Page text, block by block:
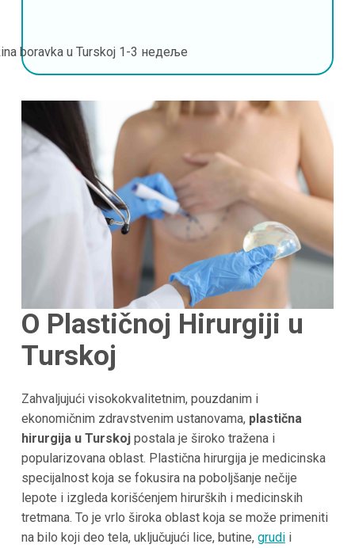
boravka u Turskoj 1-3 недеље
O Plastičnoj Hirurgiji u
Turskoj
Zahvaljujući visokokvalitetnim, pouzdanim i
ekonomičnim zdravstvenim ustanovama, plastična
hirurgija u Turskojpostala je široko tražena i
popularizovana oblast. Plastična hirurgija je medicinska
specijalnost koja se fokusira na poboljšanje nečije
lepote i izgleda korišćenjem hirurških i medicinskih
tretmana. To je vrlo široka oblast koja se može primeniti
na bilo koji deo tela, uključujući lice, butine, grudii